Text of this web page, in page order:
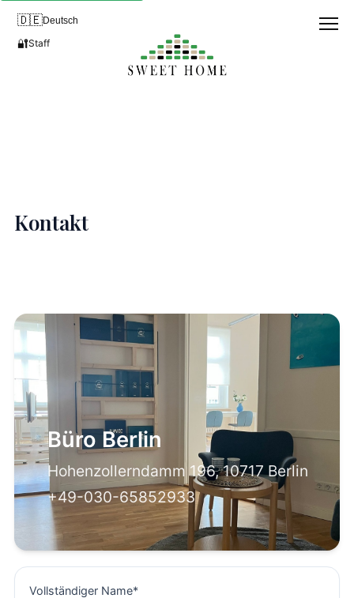
🇩🇪Deutsch
🔐Staff
Kontakt
Büro Berlin
Hohenzollerndamm 196, 10717 Berlin
+49-030-65852933
Vollständiger Name*